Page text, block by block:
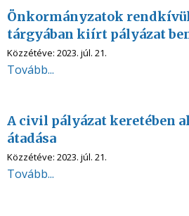
Önkormányzatok
tárgyában kiírt pályázat
Közzétéve: 2023. júl. 21.
Tovább...
A civil pályázat keretében
átadása
Közzétéve: 2023. júl. 21.
Tovább...